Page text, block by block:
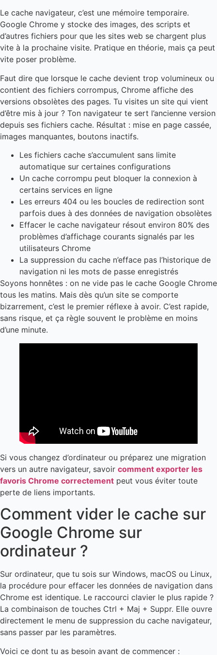
Le cache navigateur, c’est une mémoire temporaire.
Google Chrome y stocke des images, des scripts et
d’autres fichiers pour que les sites web se chargent plus
vite à la prochaine visite. Pratique en théorie, mais ça peut
vite poser problème.
Faut dire que lorsque le cache devient trop volumineux ou
contient des fichiers corrompus, Chrome affiche des
versions obsolètes des pages. Tu visites un site qui vient
d’être mis à jour ? Ton navigateur te sert l’ancienne version
depuis ses fichiers cache. Résultat : mise en page cassée,
images manquantes, boutons inactifs.
Les fichiers cache s’accumulent sans limite
automatique sur certaines configurations
Un cache corrompu peut bloquer la connexion à
certains services en ligne
Les erreurs 404 ou les boucles de redirection sont
parfois dues à des données de navigation obsolètes
Effacer le cache navigateur résout environ 80% des
problèmes d’affichage courants signalés par les
utilisateurs Chrome
La suppression du cache n’efface pas l’historique de
navigation ni les mots de passe enregistrés
Soyons honnêtes : on ne vide pas le cache Google Chrome
tous les matins. Mais dès qu’un site se comporte
bizarrement, c’est le premier réflexe à avoir. C’est rapide,
sans risque, et ça règle souvent le problème en moins
d’une minute.
Si vous changez d’ordinateur ou préparez une migration
vers un autre navigateur, savoir comment exporter les
favoris Chrome correctement peut vous éviter toute
perte de liens importants.
Comment vider le cache sur
Google Chrome sur
ordinateur ?
Sur ordinateur, que tu sois sur Windows, macOS ou Linux,
la procédure pour effacer les données de navigation dans
Chrome est identique. Le raccourci clavier le plus rapide ?
La combinaison de touches Ctrl + Maj + Suppr. Elle ouvre
directement le menu de suppression du cache navigateur,
sans passer par les paramètres.
Voici ce dont tu as besoin avant de commencer :